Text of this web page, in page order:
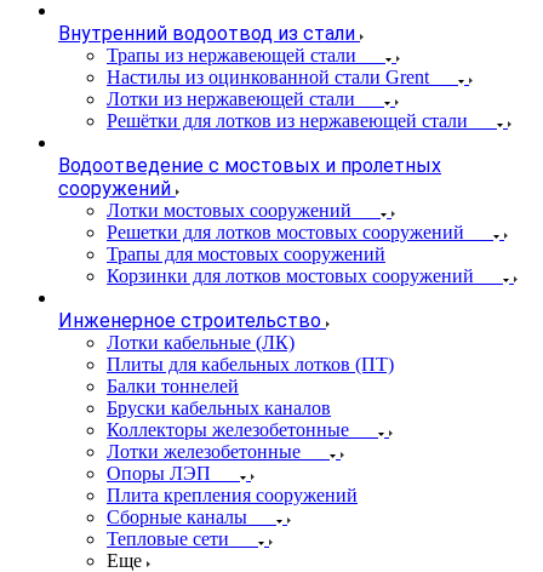
Внутренний водоотвод из стали
Трапы из нержавеющей стали
Настилы из оцинкованной стали Grent
Лотки из нержавеющей стали
Решётки для лотков из нержавеющей стали
Водоотведение с мостовых и пролетных
сооружений
Лотки мостовых сооружений
Решетки для лотков мостовых сооружений
Трапы для мостовых сооружений
Корзинки для лотков мостовых сооружений
Инженерное строительство
Лотки кабельные (ЛК)
Плиты для кабельных лотков (ПТ)
Балки тоннелей
Бруски кабельных каналов
Коллекторы железобетонные
Лотки железобетонные
Опоры ЛЭП
Плита крепления сооружений
Сборные каналы
Тепловые сети
Еще